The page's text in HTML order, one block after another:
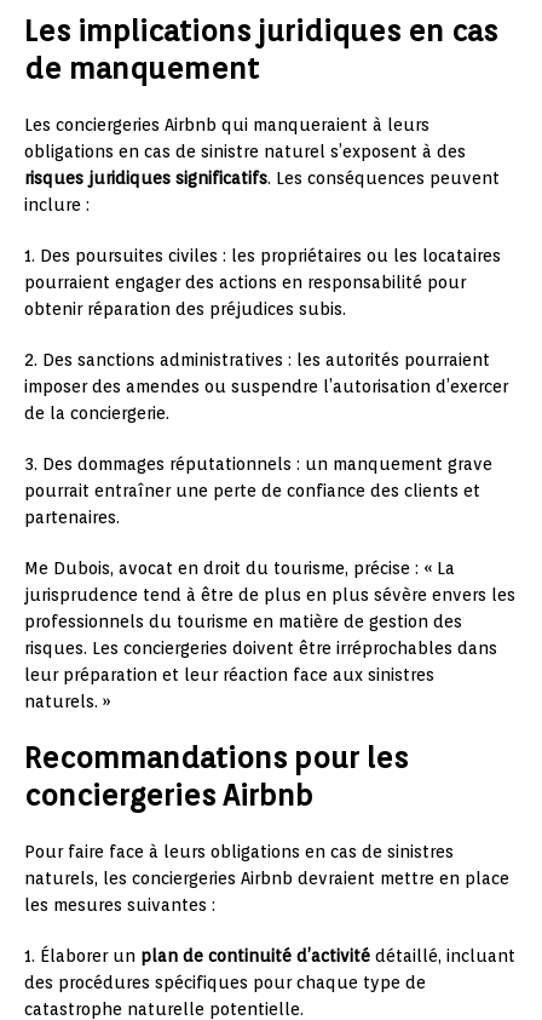
Les implications juridiques en cas
de manquement
Les conciergeries Airbnb qui manqueraient à leurs
obligations en cas de sinistre naturel s’exposent à des
risques juridiques significatifs. Les conséquences peuvent
inclure :
1. Des poursuites civiles : les propriétaires ou les locataires
pourraient engager des actions en responsabilité pour
obtenir réparation des préjudices subis.
2. Des sanctions administratives : les autorités pourraient
imposer des amendes ou suspendre l’autorisation d’exercer
de la conciergerie.
3. Des dommages réputationnels : un manquement grave
pourrait entraîner une perte de confiance des clients et
partenaires.
Me Dubois, avocat en droit du tourisme, précise : « La
jurisprudence tend à être de plus en plus sévère envers les
professionnels du tourisme en matière de gestion des
risques. Les conciergeries doivent être irréprochables dans
leur préparation et leur réaction face aux sinistres
naturels. »
Recommandations pour les
conciergeries Airbnb
Pour faire face à leurs obligations en cas de sinistres
naturels, les conciergeries Airbnb devraient mettre en place
les mesures suivantes :
1. Élaborer un plan de continuité d’activité détaillé, incluant
des procédures spécifiques pour chaque type de
catastrophe naturelle potentielle.